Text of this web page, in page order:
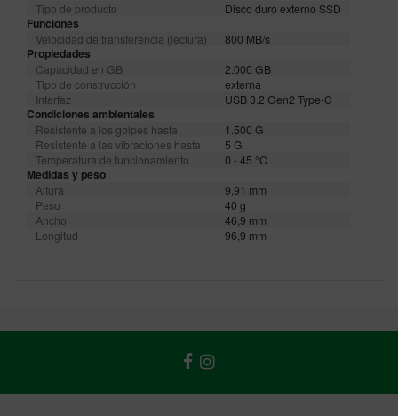
Tipo de producto Disco duro externo SSD
Funciones
Velocidad de transferencia (lectura) 800 MB/s
Propiedades
Capacidad en GB
2.000 GB
Tipo de construcción
externa
Interfaz
USB 3.2 Gen2 Type-C
Condiciones ambientales
Resistente a los golpes hasta
1.500 G
Resistente a las vibraciones hasta
5 G
Temperatura de funcionamiento
0 - 45 °C
Medidas y peso
Altura
9,91 mm
Peso
40 g
Ancho
46,9 mm
Longitud
96,9 mm